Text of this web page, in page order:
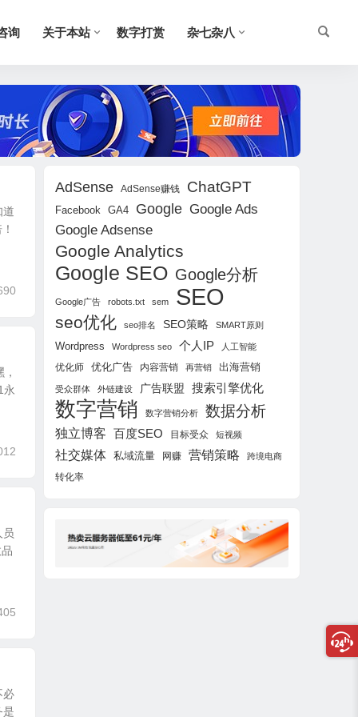
询 关于本站 数字打赏 杂七杂八
道
永
员
必
是
AdSense AdSense赚钱 ChatGPT
Facebook GA4 Google Google Ads
Google Adsense
Google Analytics
Google SEO Google分析
Google广告 robots.txt sem SEO
seo优化 seo排名 SEO策略 SMART原则
Wordpress Wordpress seo 个人IP 人工智能
优化师 优化广告 内容营销 再营销 出海营销
受众群体 外链建设 广告联盟 搜索引擎优化
数字营销 数字营销分析 数据分析
独立博客 百度SEO 目标受众 短视频
社交媒体 私域流量 网赚 营销策略 跨境电商
转化率